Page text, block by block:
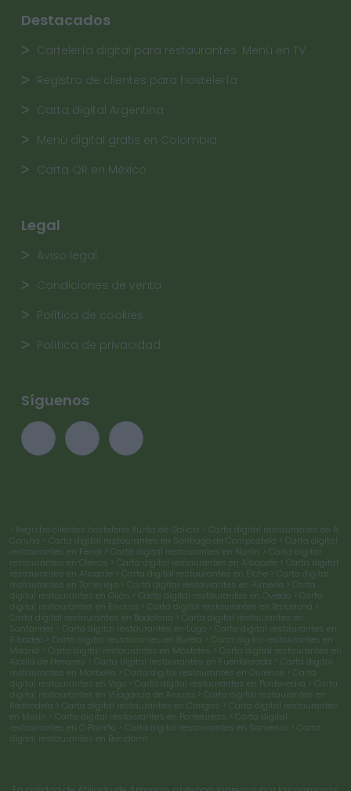
Destacados
Cartelería digital para restaurantes. Menú en TV
Registro de clientes para hostelería
Carta digital Argentina
Menú digital gratis en Colombia
Carta QR en México
Legal
Aviso legal
Condiciones de venta
Política de cookies
Política de privacidad
Síguenos
> Registro clientes hostelería Xunta de Galicia > Carta digital restaurantes en A
Coruña > Carta digital restaurantes en Santiago de Compostela > Carta digital
restaurantes en Ferrol > Carta digital restaurantes en Narón > Carta digital
restaurantes en Oleiros > Carta digital restaurantes en Albacete > Carta digital
restaurantes en Alicante > Carta digital restaurantes en Elche > Carta digital
restaurantes en Torrevieja > Carta digital restaurantes en Almería > Carta
digital restaurantes en Gijón > Carta digital restaurantes en Oviedo > Carta
digital restaurantes en Eivissa > Carta digital restaurantes en Barcelona >
Carta digital restaurantes en Badalona > Carta digital restaurantes en
Santander > Carta digital restaurantes en Lugo > Carta digital restaurantes en
Ribadeo > Carta digital restaurantes en Burela > Carta digital restaurantes en
Madrid > Carta digital restaurantes en Móstoles > Carta digital restaurantes en
Alcalá de Henares > Carta digital restaurantes en Fuenlabrada > Carta digital
restaurantes en Marbella > Carta digital restaurantes en Ourense > Carta
digital restaurantes en Vigo > Carta digital restaurantes en Pontevedra > Carta
digital restaurantes en Vilagarcía de Arousa > Carta digital restaurantes en
Redondela > Carta digital restaurantes en Cangas > Carta digital restaurantes
en Marín > Carta digital restaurantes en Ponteareas > Carta digital
restaurantes en O Porriño > Carta digital restaurantes en Sanxenxo > Carta
digital restaurantes en Benidorm